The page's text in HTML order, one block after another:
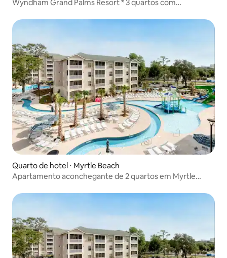
Wyndham Grand Palms Resort * 3 quartos com
Quarto de hotel ⋅ Myrtle Beach
Apartamento aconchegante de 2 quartos em Myrtle